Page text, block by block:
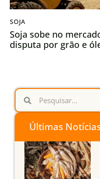
SOJA
Soja sobe no
disputa por grão e
Últimas